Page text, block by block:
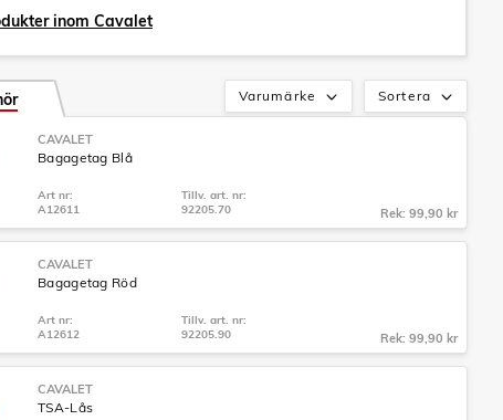
inom Cavalet
Sortera
Varumärke
CAVALET
Bagagetag Blå
Art nr:
A12611
Tillv. art. nr:
92205.70
Rek: 99,90 kr
CAVALET
Bagagetag Röd
Art nr:
A12612
Tillv. art. nr:
92205.90
Rek: 99,90 kr
CAVALET
TSA-Lås